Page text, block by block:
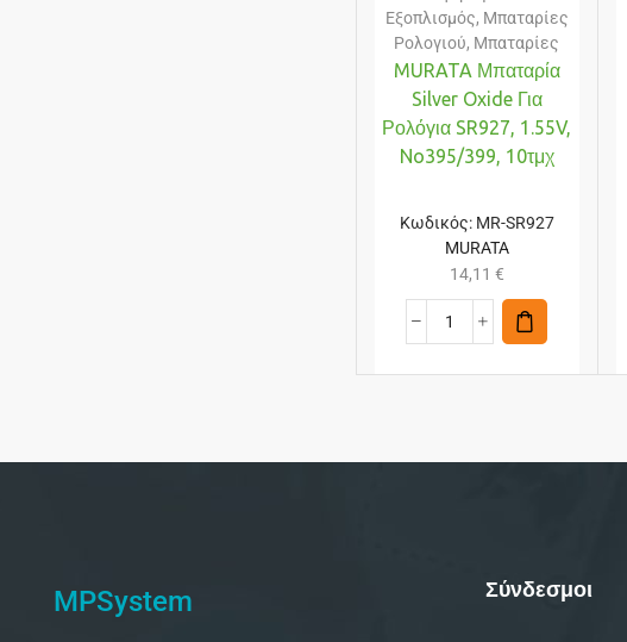
Εξοπλισμός, Μπαταρίες
Ρολογιού, Μπαταρίες
MURATA Μπαταρία
Silver Oxide Για
Ρολόγια SR927, 1.55V,
No395/399, 10τμχ
Κωδικός: MR-SR927
MURATA
14,11 €
MPSystem Σύνδεσμοι